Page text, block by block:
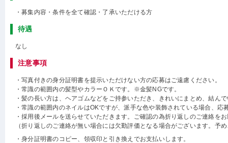
・募集内容・条件を全て確認・了承いただける方
待遇
なし
注意事項
・写真付きの身分証明書を提示いただけない方の応募はご遠慮ください。
・常識の範囲内の髪型やカラーＯＫです。※金髪NGです。
・髪の長い方は、ヘアゴムなどをご持参いただき、きれいにまとめ、結ん
・常識の範囲内のネイルはOKですが、派手な色や装飾されている場合、応
・採用後メールを送らせていただきます。ご確認の為折り返しのご連絡を
（折り返しのご連絡が無い場合には欠勤評価となる場合がございます。予
・身分証明書のコピー、領収印と引き換えでお支払いします。